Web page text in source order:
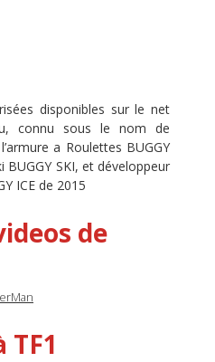
disponibles sur le net
connu sous le nom de
a Roulettes BUGGY
BUGGY SKI, et développeur
ICE de 2015
de
TF1